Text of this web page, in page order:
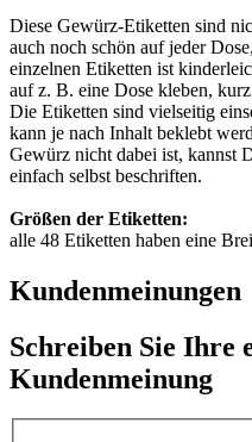
Diese Gewürz-Etiketten sind
auch noch schön auf jeder
einzelnen Etiketten ist
auf z. B. eine Dose kleben,
Die Etiketten sind vielseitig
kann je nach Inhalt beklebt
Gewürz nicht dabei ist, kannst
einfach selbst beschriften.
Größen der Etiketten:
alle 48 Etiketten haben eine
Kundenmeinungen
Schreiben Sie Ihre
Kundenmeinung